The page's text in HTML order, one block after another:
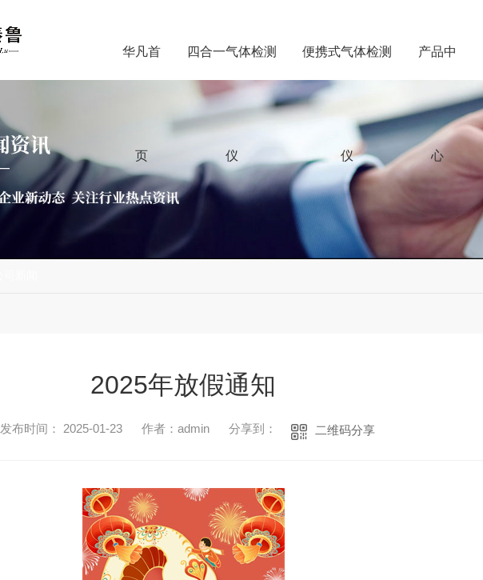
华凡首
页
四合一气体检测
仪
便携式气体检测
仪
产品中
心
2025年放假通知
发布时间： 2025-01-23 作者：admin 分享到： 二维码分享